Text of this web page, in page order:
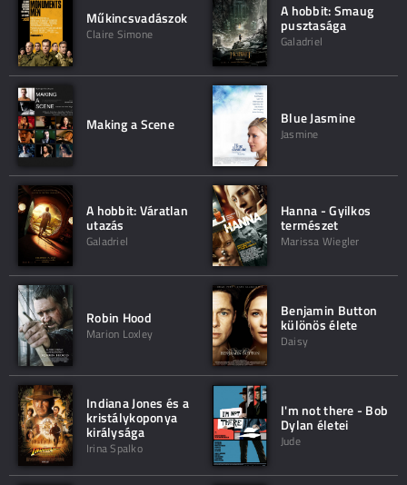
Műkincsvadászok
Claire Simone
A hobbit: Smaug
pusztasága
Galadriel
Making a Scene Blue Jasmine
Jasmine
A hobbit: Váratlan
utazás
Galadriel
Hanna - Gyilkos
természet
Marissa Wiegler
Robin Hood
Marion Loxley
Benjamin Button
különös élete
Daisy
Indiana Jones és a
kristálykoponya
királysága
Irina Spalko
I'm not there - Bob
Dylan életei
Jude